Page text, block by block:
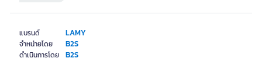
แบรนด์ LAMY
จำหน่ายโดย B2S
ดำเนินการโดย B2S